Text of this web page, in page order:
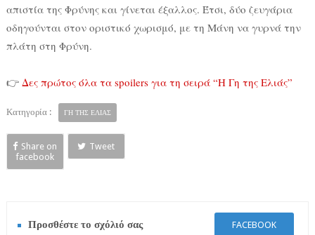
απιστία της Φρύνης και γίνεται έξαλλος. Έτσι, δύο ζευγάρια
οδηγούνται στον οριστικό χωρισμό, με τη Μάνη να γυρνά την
πλάτη στη Φρύνη.
👉 Δες πρώτος όλα τα spoilers για τη σειρά “Η Γη της Ελιάς”
Κατηγορία : ΓΗ ΤΗΣ ΕΛΙΑΣ
Share on
facebook
Tweet
Προσθέστε το σχόλιό σας FACEBOOK